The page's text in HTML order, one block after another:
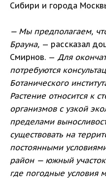
Сибири и города
— Мы предполагаем,
Брауна, — рассказал
Смирнов. — Для
потребуются
Ботанического
Растение относится к
организмов с узкой
пределами
существовать на
постоянными
район — южный
где погодные условия